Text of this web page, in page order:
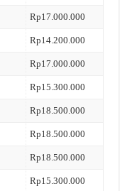
Rp17.000.000
Rp14.200.000
Rp17.000.000
Rp15.300.000
Rp18.500.000
Rp18.500.000
Rp18.500.000
Rp15.300.000